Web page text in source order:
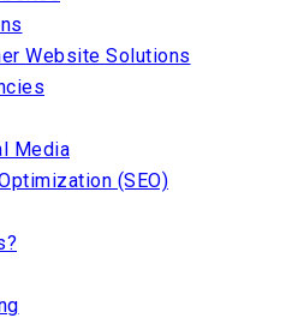
Website Solutions
Media
(SEO)